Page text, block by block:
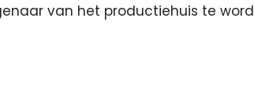
van het productiehuis te